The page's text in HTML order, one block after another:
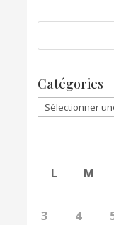
Catégories
Catégories
L M
3
4